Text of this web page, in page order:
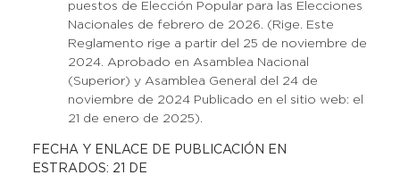
puestos de Elección Popular para las Elecciones
Nacionales de febrero de 2026. (Rige. Este
Reglamento rige a partir del 25 de noviembre de
2024. Aprobado en Asamblea Nacional
(Superior) y Asamblea General del 24 de
noviembre de 2024 Publicado en el sitio web: el
21 de enero de 2025).
FECHA Y ENLACE DE PUBLICACIÓN EN
ESTRADOS: 21 DE